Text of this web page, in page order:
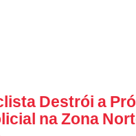
Destrói a
na Zona